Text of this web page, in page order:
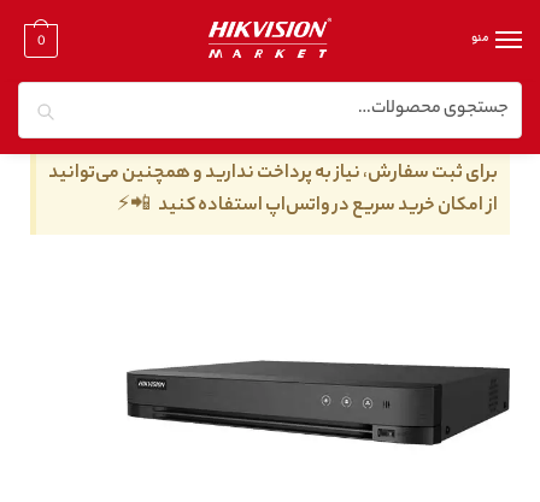
منو 0
خانه / دستگاه dvr هایک ویژن
برای ثبت سفارش، نیاز به پرداخت ندارید و همچنین می‌توانید
از امکان خرید سریع در واتس‌اپ استفاده کنید 📲⚡